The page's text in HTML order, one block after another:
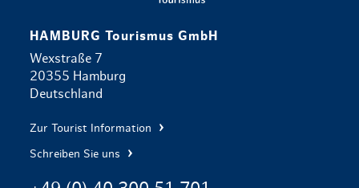
HAMBURG Tourismus GmbH
Wexstraße 7
20355 Hamburg
Deutschland
Zur Tourist Information
Schreiben Sie uns